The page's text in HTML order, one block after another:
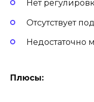
Нет
Отсутствует
Недостаточно
Плюсы: